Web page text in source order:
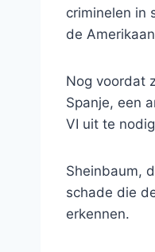
criminelen in
de
Nog voordat
Spanje, een
VI uit te
Sheinbaum,
schade die
erkennen.